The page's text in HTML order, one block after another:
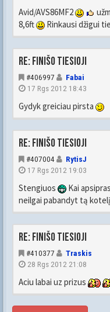
Avid/AVS86MF2
8,6ft
Rinkausi džigui
Re: FINIŠO TIESIOJI
#406997
Fabai
17 Rgs 2012 18:43
Gydyk greiciau pirsta
Re: FINIŠO TIESIOJI
#407004
RytisJ
17 Rgs 2012 19:03
Stengiuos
Kai
neilgai pabandyt tą kotelį
Re: FINIŠO TIESIOJI
#410377
Traskis
28 Rgs 2012 21:08
Aciu labai uz prizus